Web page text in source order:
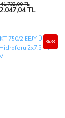
TL
TL
%28